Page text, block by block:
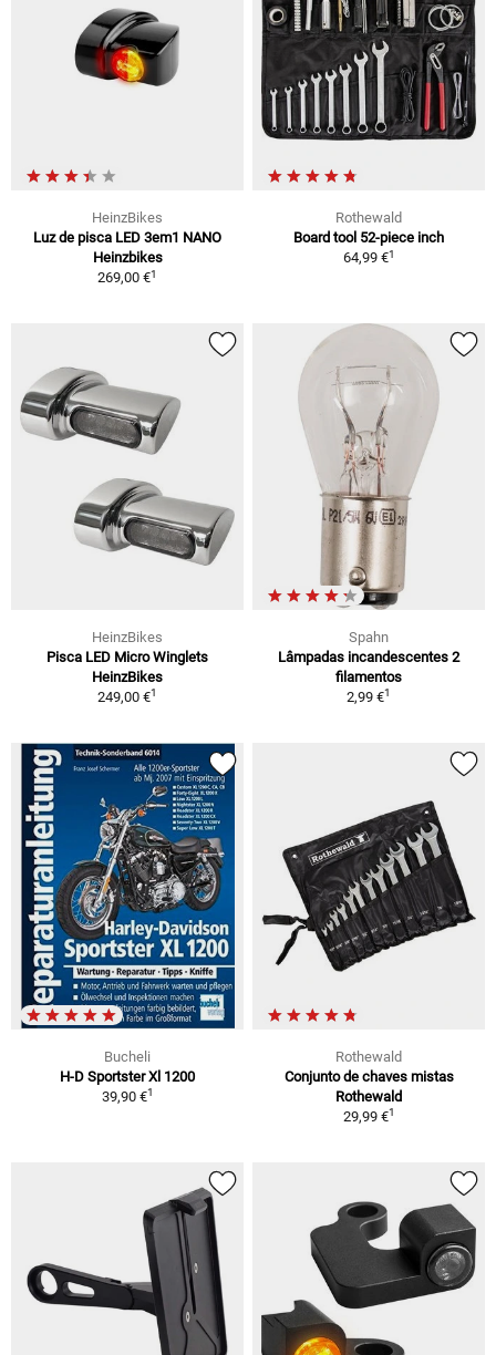
HeinzBikes
Luz de pisca LED 3em1 NANO
Heinzbikes
269,00 €1
Rothewald
Board tool 52-piece inch
64,99 €1
HeinzBikes
Pisca LED Micro Winglets
HeinzBikes
249,00 €1
Spahn
Lâmpadas incandescentes 2
filamentos
2,99 €1
Bucheli
H-D Sportster Xl 1200
39,90 €1
Rothewald
Conjunto de chaves mistas
Rothewald
29,99 €1